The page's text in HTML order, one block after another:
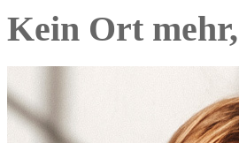
Kein Ort